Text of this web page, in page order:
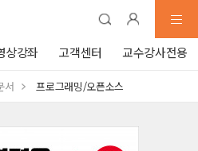
상강좌 고객센터 교수강사전용
서 프로그래밍/오픈소스